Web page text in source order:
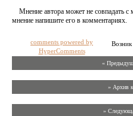
Мнение автора может не совпадать
мнение напишите его в комментариях.
Возник
comments powered by
HyperComments
«
» Архив
»